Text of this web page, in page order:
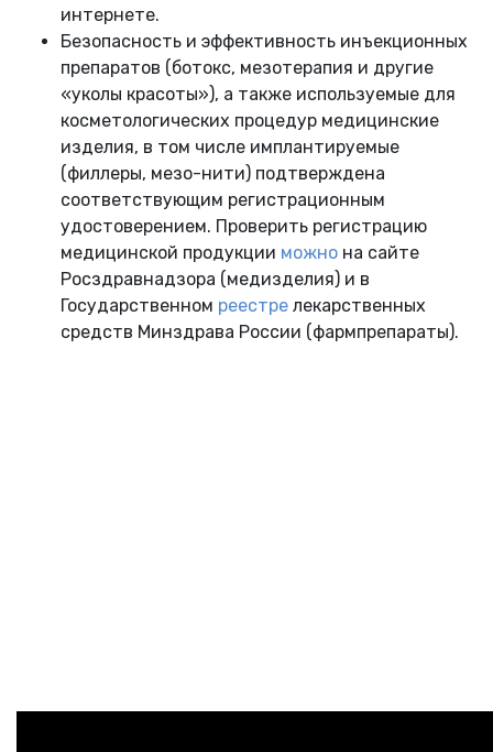
интернете.
Безопасность и эффективность инъекционных
препаратов (ботокс, мезотерапия и другие
«уколы красоты»), а также используемые для
косметологических процедур медицинские
изделия, в том числе имплантируемые
(филлеры, мезо-нити) подтверждена
соответствующим регистрационным
удостоверением. Проверить регистрацию
медицинской продукции можно на сайте
Росздравнадзора (медизделия) и в
Государственном реестре лекарственных
средств Минздрава России (фармпрепараты).